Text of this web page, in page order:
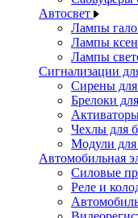
Автосвет
Лампы
Лампы
Лампы
Сигнализации
Сирены для
Брелоки
Чехлы для
Модули для
Автомобильная
Силовые
Реле и